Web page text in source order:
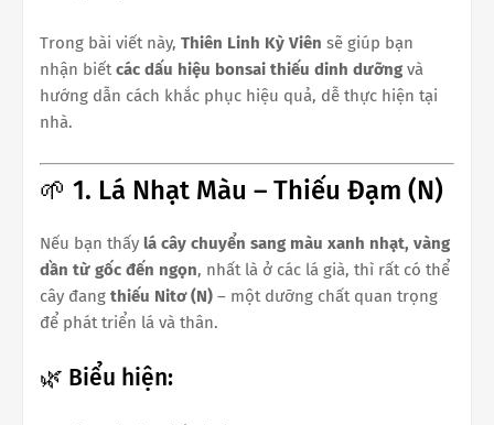
Trong bài viết này, Thiên Linh Kỳ Viên sẽ giúp bạn
nhận biếtcác dấu hiệu bonsai thiếu dinh dưỡng và
hướng dẫn cách khắc phục hiệu quả, dễ thực hiện tại
nhà.
🌱 1. Lá Nhạt Màu – Thiếu Đạm (N)
Nếu bạn thấy lá cây chuyển sang màu xanh nhạt, vàng
dần từ gốc đến ngọn, nhất là ở các lá già, thì rất có thể
cây đang thiếu Nitơ (N) – một dưỡng chất quan trọng
để phát triển lá và thân.
🌿 Biểu hiện: